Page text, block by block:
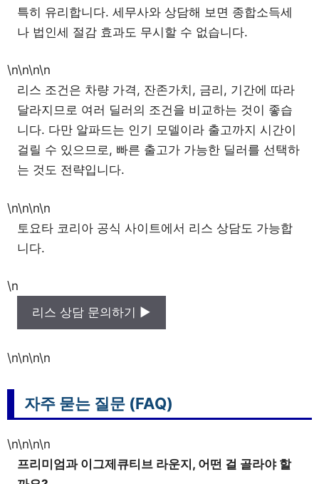
특히 유리합니다. 세무사와 상담해 보면 종합소득세
나 법인세 절감 효과도 무시할 수 없습니다.
\n\n\n\n
리스 조건은 차량 가격, 잔존가치, 금리, 기간에 따라
달라지므로 여러 딜러의 조건을 비교하는 것이 좋습
니다. 다만 알파드는 인기 모델이라 출고까지 시간이
걸릴 수 있으므로, 빠른 출고가 가능한 딜러를 선택하
는 것도 전략입니다.
\n\n\n\n
토요타 코리아 공식 사이트에서 리스 상담도 가능합
니다.
\n
리스 상담 문의하기 ▶
\n\n\n\n
자주 묻는 질문 (FAQ)
\n\n\n\n
프리미엄과 이그제큐티브 라운지, 어떤 걸 골라야 할